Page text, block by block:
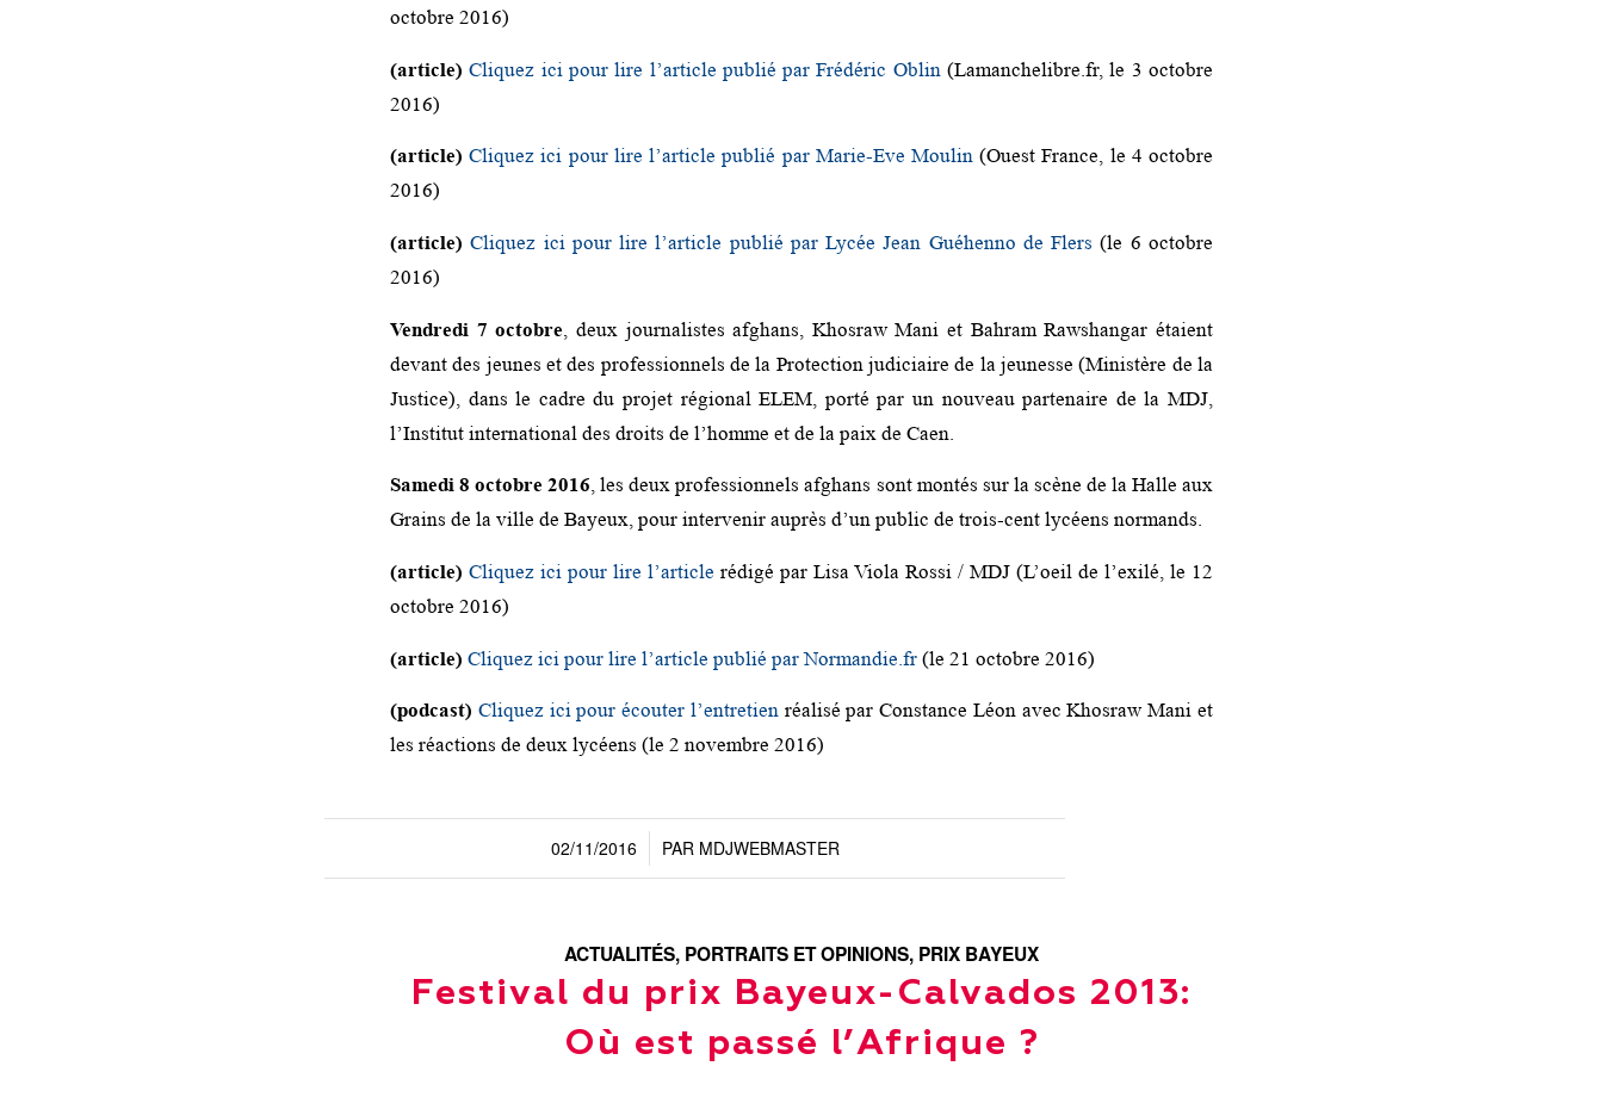
octobre 2016)
(article)Cliquez ici pour lire l’article publié par Frédéric Oblin (Lamanchelibre.fr, le 3 octobre
2016)
(article)Cliquez ici pour lire l’article publié par Marie-Eve Moulin(Ouest France, le 4 octobre
2016)
(article)Cliquez ici pour lire l’article publié par Lycée Jean Guéhenno de Flers (le 6 octobre
2016)
Vendredi 7 octobre , deux journalistes afghans, Khosraw Mani et Bahram Rawshangar étaient
devant des jeunes et des professionnels de la Protection judiciaire de la jeunesse (Ministère de la
Justice), dans le cadre du projet régional ELEM, porté par un nouveau partenaire de la MDJ,
l’Institut international des droits de l’homme et de la paix de Caen.
Samedi 8 octobre 2016, les deux professionnels afghans sont montés sur la scène de la Halle aux
Grains de la ville de Bayeux, pour intervenir auprès d’un public de trois-cent lycéens normands.
(article) Cliquez ici pour lire l’article rédigé par Lisa Viola Rossi / MDJ (L’oeil de l’exilé, le 12
octobre 2016)
(article) Cliquez ici pour lire l’article publié par Normandie.fr (le 21 octobre 2016)
(podcast) Cliquez ici pour écouter l’entretienréalisé par Constance Léon avec Khosraw Mani et
les réactions de deux lycéens (le 2 novembre 2016)
02/11/2016
/ PAR MDJWEBMASTER
ACTUALITÉS, PORTRAITS ET OPINIONS, PRIX BAYEUX
Festival du prix Bayeux-Calvados 2013:
Où est passé l’Afrique ?